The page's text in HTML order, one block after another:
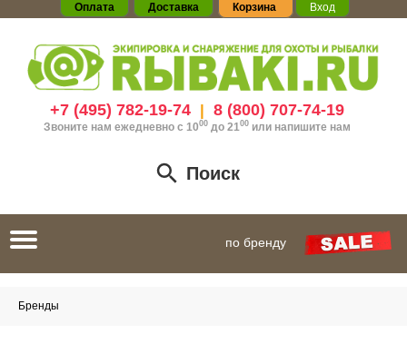
Оплата Доставка Корзина Вход
+7 (495) 782-19-74| 8 (800) 707-74-19
Звоните нам ежедневно с 1000до 21 00 или напишите нам
Поиск
Toggle
navigation
по бренду
Бренды